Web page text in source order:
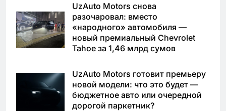
UzAuto Motors снова
разочаровал: вместо
«народного» автомобиля —
новый премиальный Chevrolet
Tahoe за 1,46 млрд сумов
UzAuto Motors готовит премьеру
новой модели: что это будет —
бюджетное авто или очередной
дорогой паркетник?